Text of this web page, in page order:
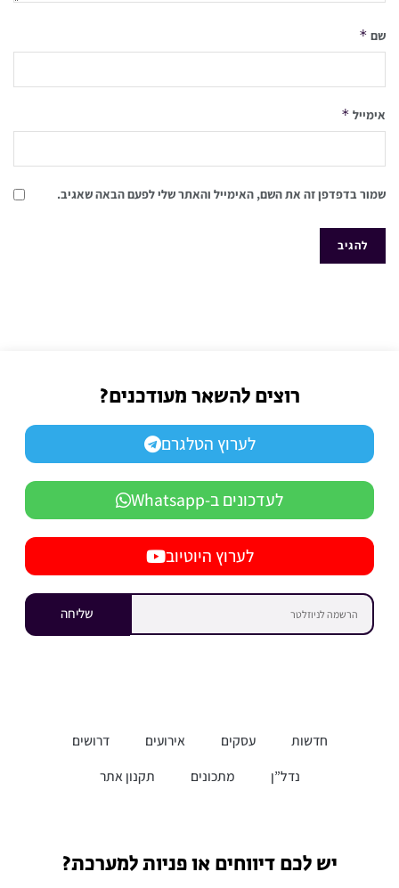
שם *
אימייל *
שמור בדפדפן זה את השם, האימייל והאתר שלי לפעם הבאה שאגיב.
רוצים להשאר מעודכנים?
לערוץ הטלגרם
לעדכונים ב-Whatsapp
לערוץ היוטיוב
שליחה
חדשות עסקים אירועים
דרושים
נדל”ן
מתכונים תקנון אתר
יש לכם דיווחים או פניות למערכת?